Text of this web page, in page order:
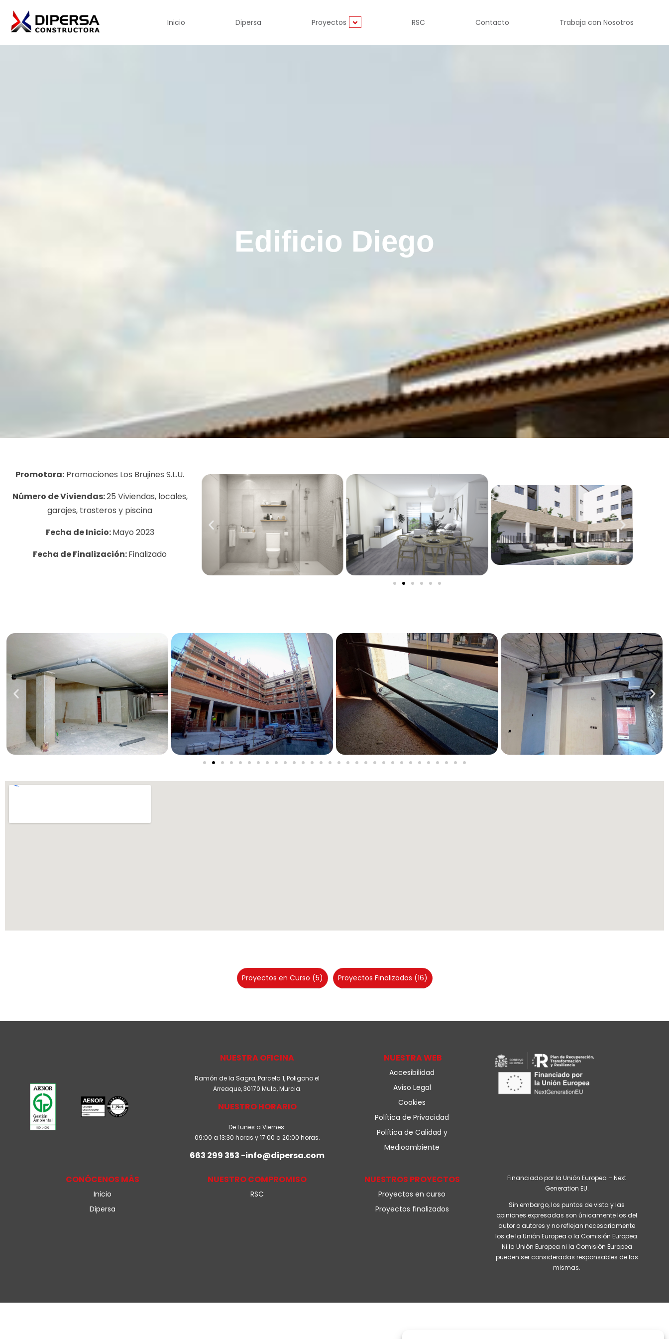
Inicio Dipersa Proyectos RSC Contacto Trabaja con Nosotros
Edificio Diego
Promotora: Promociones Los Brujines S.L.U.
Número de Viviendas:25 Viviendas, locales,
garajes, trasteros y piscina
Fecha de Inicio:Mayo 2023
Fecha de Finalización:Finalizado
Proyectos en Curso (5) Proyectos Finalizados (16)
NUESTRA OFICINA
Ramón de la Sagra, Parcela 1, Poligono el
Arreaque, 30170 Mula, Murcia.
NUESTRO HORARIO
De Lunes a Viernes.
09:00 a 13:30 horas y 17:00 a 20:00 horas.
663 299 353 -info@dipersa.com
NUESTRA WEB
Accesibilidad
Aviso Legal
Cookies
Política de Privacidad
Política de Calidad y
Medioambiente
CONÓCENOS MÁS
Inicio
Dipersa
NUESTRO COMPROMISO
RSC
NUESTROS PROYECTOS
Proyectos en curso
Proyectos finalizados
Financiado por la Unión Europea – Next
Generation EU.
Sin embargo, los puntos de vista y las
opiniones expresadas son únicamente los del
autor o autores y no reflejan necesariamente
los de la Unión Europea o la Comisión Europea.
Ni la Unión Europea ni la Comisión Europea
pueden ser consideradas responsables de las
mismas.